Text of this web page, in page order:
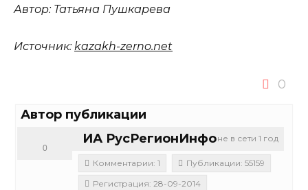
Автор: Татьяна Пушкарева
Источник: kazakh-zerno.net
0
Автор публикации
не в сети 1 год
ИА РусРегионИнфо
0
Комментарии: 1
Публикации: 55159
Регистрация: 28-09-2014